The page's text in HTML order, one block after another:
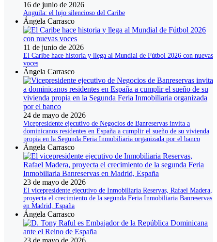
16 de junio de 2026
Anguila: el lujo silencioso del Caribe
Ángela Carrasco
11 de junio de 2026
El Caribe hace historia y llega al Mundial de Fútbol 2026 con nuevas
voces
Ángela Carrasco
24 de mayo de 2026
Vicepresidente ejecutivo de Negocios de Banreservas invita a
dominicanos residentes en España a cumplir el sueño de su vivienda
propia en la Segunda Feria Inmobiliaria organizada por el banco
Ángela Carrasco
23 de mayo de 2026
El vicepresidente ejecutivo de Inmobiliaria Reservas, Rafael Madera,
proyecta el crecimiento de la segunda Feria Inmobiliaria Banreservas
en Madrid, España
Ángela Carrasco